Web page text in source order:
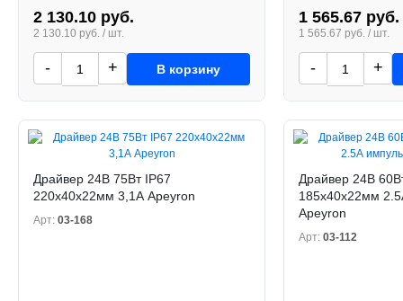
2 130.10 руб.
2 130.10 руб. / шт.
- + В корзину
1 565.67 руб.
1 565.67 руб. / шт.
- +
Драйвер 24В 75Вт IP67
220х40х22мм 3,1А Apeyron
Арт: 03-168
Драйвер 24В
185х40х22мм
Apeyron
Арт: 03-112